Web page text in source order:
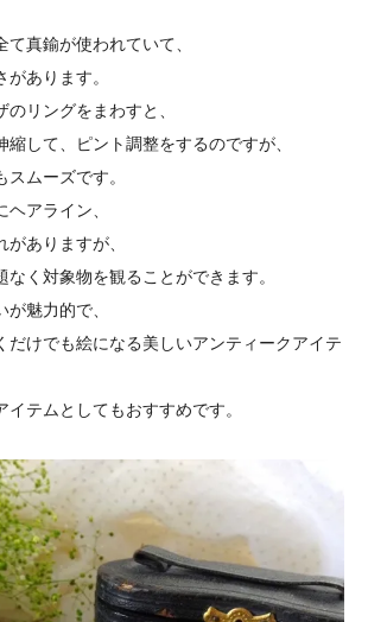
真鍮が使われていて、
あります。
リングをまわすと、
して、ピント調整をするのですが、
ムーズです。
アライン、
ありますが、
く対象物を観ることができます。
魅力的で、
だけでも絵になる美しいアンティークアイテ
イテムとしてもおすすめです。